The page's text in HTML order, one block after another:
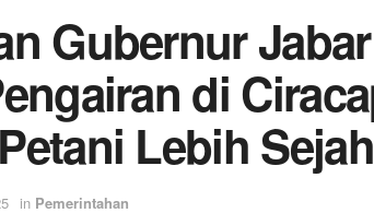
Gubernur
di
Lebih
in Pemerintahan